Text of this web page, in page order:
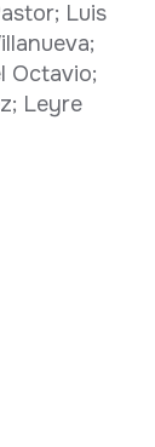
Luis
Octavio;
Leyre